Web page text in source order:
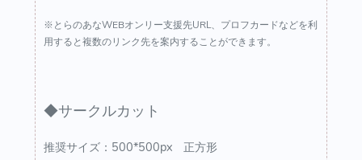
※とらのあなWEBオンリー支援先URL、プロフカードなどを利
用すると複数のリンク先を案内することができます。
◆サークルカット
推奨サイズ：500*500px 正方形